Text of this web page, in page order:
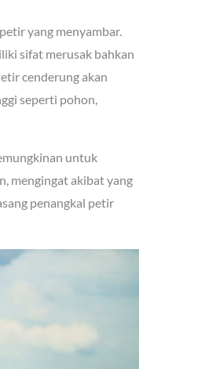
yang menyambar.
sifat merusak bahkan
cenderung akan
seperti pohon,
untuk
mengingat akibat yang
penangkal petir